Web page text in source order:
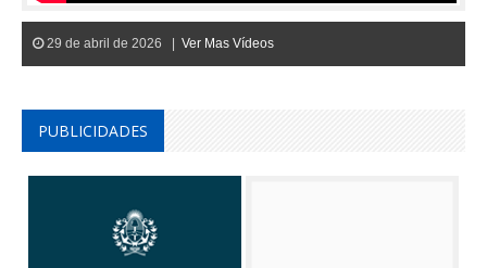
29 de abril de 2026 | Ver Mas Vídeos
PUBLICIDADES